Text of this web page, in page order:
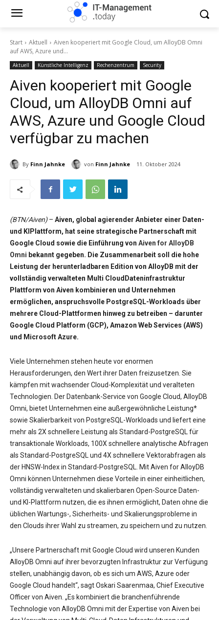
Start Aktuell
Aiven kooperiert mit Google Cloud, um AlloyDB Omni
auf AWS, Azure und...
Aktuell Künstliche Intelligenz Rechenzentrum Security
Aiven kooperiert mit Google
Cloud, um AlloyDB Omni auf
AWS, Azure und Google Cloud
verfügbar zu machen
By Finn Jahnke von Finn Jahnke 11. Oktober 2024
(BTN/Aiven)– Aiven, global agierender Anbieter einer Daten-
und KIPlattform, hat seine strategische Partnerschaft mit
Google Cloud sowie die Einführung von Aiven for AlloyDB
Omni bekannt gegeben. Die Zusammenarbeit soll die hohe
Leistung der herunterladbaren Edition von AlloyDB mit der
vollständig verwalteten Multi CloudDateninfrastruktur
Plattform von Aiven kombinieren und Unternehmen
ermöglichen, anspruchsvolle PostgreSQL-Workloads über
mehrere Cloud-Plattformen hinweg zu betreiben – darunter
Google Cloud Platform (GCP), Amazon Web Services (AWS)
und Microsoft Azure.
Viele Unternehmen stehen heute vor enormen
Herausforderungen, den Wert ihrer Daten freizusetzen. Sie
kämpfen mit wachsender Cloud-Komplexität und veralteten
Technologien. Der Datenbank-Service von Google Cloud, AlloyDB
Omni, bietet Unternehmen eine außergewöhnliche Leistung*
sowie Skalierbarkeit von PostgreSQL-Workloads und liefert eine
mehr als 2X schnellere Leistung als Standard-PostgreSQL für
transaktionale Workloads, 100X schnellere analytische Abfragen
als Standard-PostgreSQL und 4X schnellere Vektorabfragen als
der HNSW-Index in Standard-PostgreSQL. Mit Aiven for AlloyDB
Omni können Unternehmen diese Vorteile in einer einheitlichen,
vollständig verwalteten und skalierbaren Open-Source Daten-
und KI-Plattform nutzen, die es ihnen ermöglicht, Daten ohne die
üblichen Wartungs-, Sicherheits- und Skalierungsprobleme in
den Clouds ihrer Wahl zu streamen, zu speichern und zu nutzen.
„Unsere Partnerschaft mit Google Cloud wird unseren Kunden
AlloyDB Omni auf ihrer bevorzugten Infrastruktur zur Verfügung
stellen, unabhängig davon, ob es sich um AWS, Azure oder
Google Cloud handelt“, sagt Oskari Saarenmaa, Chief Executive
Officer von Aiven. „Es kombiniert die branchenführende
Technologie von AlloyDB Omni mit der Expertise von Aiven bei